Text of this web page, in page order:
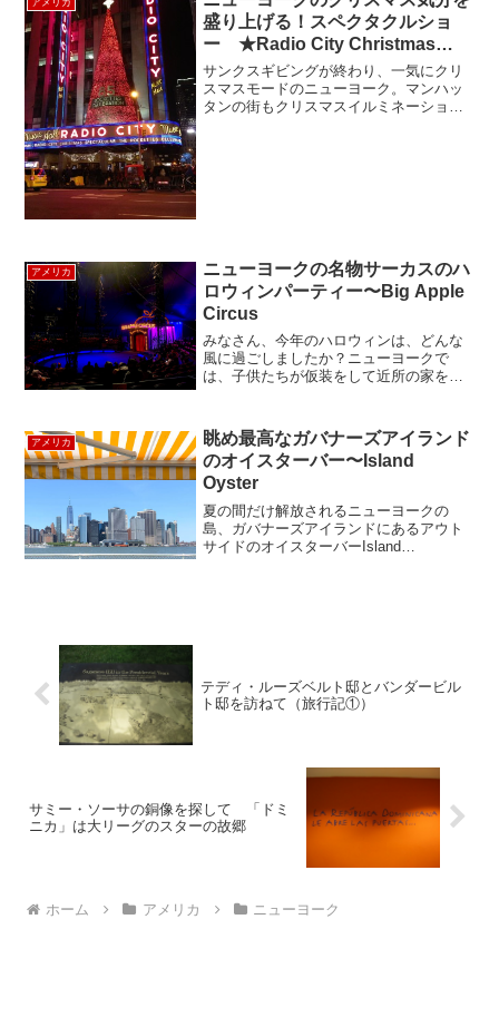
盛り上げる！スペクタクルショ
ー ★Radio City Christmas
Spectacular★
サンクスギビングが終わり、一気にクリ
スマスモードのニューヨーク。マンハッ
タンの街もクリスマスイルミネーション
アメリカ
ニューヨークの名物サーカスのハ
ロウィンパーティー〜Big Apple
Circus
みなさん、今年のハロウィンは、どんな
風に過ごしましたか？ニューヨークで
は、子供たちが仮装をして近所の家を回
パレードをはじめとした様々なイベント
が開催されました。私たちは...
アメリカ
眺め最高なガバナーズアイランド
のオイスターバー〜Island
Oyster
夏の間だけ解放されるニューヨークの
島、ガバナーズアイランドにあるアウト
サイドのオイスターバーIsland
テディ・ルーズベルト邸とバンダービル
ト邸を訪ねて（旅行記①）
サミー・ソーサの銅像を探して 「ドミ
ニカ」は大リーグのスターの故郷
ホーム アメリカ ニューヨーク